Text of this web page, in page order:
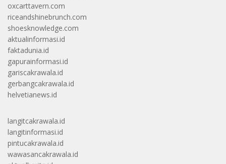
oxcarttavern.com
riceandshinebrunch.com
shoesknowledge.com
aktualinformasi.id
faktadunia.id
gapurainformasi.id
gariscakrawala.id
gerbangcakrawala.id
helvetianews.id
langitcakrawala.id
langitinformasi.id
pintucakrawala.id
wawasancakrawala.id